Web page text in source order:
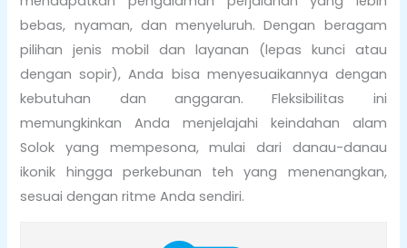
bebas, nyaman, dan menyeluruh. Dengan beragam
pilihan jenis mobil dan layanan (lepas kunci atau
dengan sopir), Anda bisa menyesuaikannya dengan
kebutuhan dan anggaran. Fleksibilitas ini
memungkinkan Anda menjelajahi keindahan alam
Solok yang mempesona, mulai dari danau-danau
ikonik hingga perkebunan teh yang menenangkan,
sesuai dengan ritme Anda sendiri.